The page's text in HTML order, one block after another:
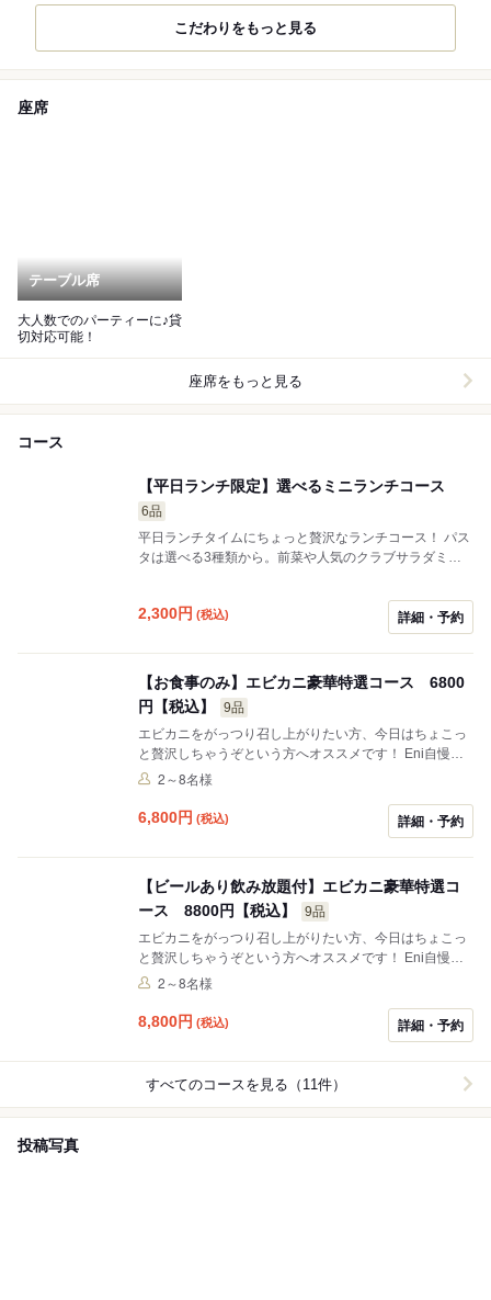
こだわりをもっと見る
座席
テーブル席
大人数でのパーティーに♪貸
切対応可能！
座席をもっと見る
コース
【平日ランチ限定】選べるミニランチコース
6品
平日ランチタイムにちょっと贅沢なランチコース！ パス
タは選べる3種類から。前菜や人気のクラブサラダミニ
時間に限りある方でも1時間以内にはサクッと召し上が
っていただけます。 ママ会やランチ歓送迎会などにピッ
ます。プレート付きのお客様はお電話ください^_^
2,300円 (税込) 詳細・予約
【お食事のみ】エビカニ豪華特選コース 6800
円【税込】
9品
エビカニをがっつり召し上がりたい方、今日はちょこっ
と贅沢しちゃうぞという方へオススメです！ Eni自慢の
お料理ばかりを詰め込んだとってもスペシャルなコース
切なご家族やご友人、恋人と素敵な夜を… お席2時間制
2～8名様
6,800円 (税込) 詳細・予約
【ビールあり飲み放題付】エビカニ豪華特選コ
ース 8800円【税込】
9品
エビカニをがっつり召し上がりたい方、今日はちょこっ
と贅沢しちゃうぞという方へオススメです！ Eni自慢の
お料理ばかりを詰め込んだとってもスペシャルなコース
切なご家族やご友人、恋人と素敵な夜を… お席2時間制
2～8名様
8,800円 (税込) 詳細・予約
すべてのコースを見る（11件）
投稿写真